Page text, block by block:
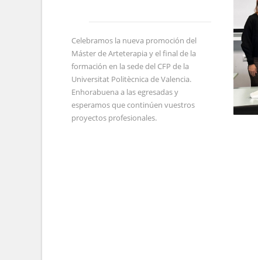
Celebramos la nueva promoción del
Máster de Arteterapia y el final de la
formación en la sede del CFP de la
Universitat Politècnica de Valencia.
Enhorabuena a las egresadas y
esperamos que continúen vuestros
proyectos profesionales.